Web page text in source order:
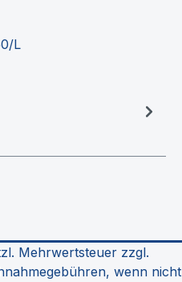
L
Mehrwertsteuer zzgl.
wenn nicht